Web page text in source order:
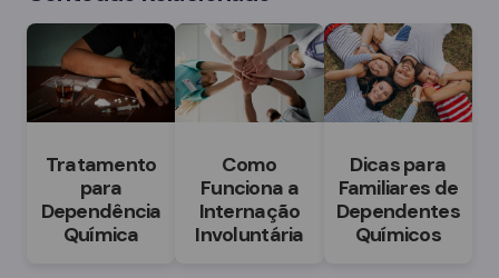
Tratamento
para
Dependência
Química
Como
Funciona a
Internação
Involuntária
Dicas para
Familiares de
Dependentes
Químicos